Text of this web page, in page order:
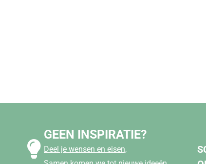
GEEN INSPIRATIE?
Deel je wensen en eisen,